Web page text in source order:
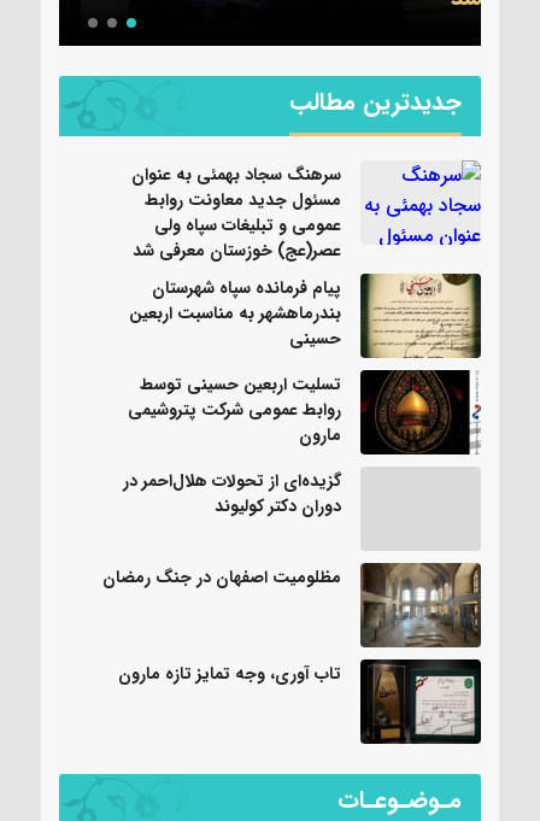
جدیدترین مطالب
سرهنگ سجاد بهمئی به عنوان
مسئول جدید معاونت روابط
عمومی و تبلیغات سپاه ولی
عصر(عج) خوزستان معرفی شد
پیام فرمانده سپاه شهرستان
بندرماهشهر به مناسبت اربعین
حسینی
تسلیت اربعین حسینی توسط
روابط عمومی شرکت پتروشیمی
مارون
گزیده‌ای از تحولات هلال‌احمر در
دوران دکتر کولیوند
مظلومیت اصفهان در جنگ رمضان
تاب آوری، وجه تمایز تازه مارون
مـوضـوعـات